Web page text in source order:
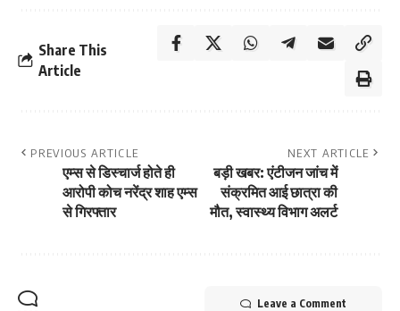
Share This
Article
PREVIOUS ARTICLE
एम्स से डिस्चार्ज होते ही
आरोपी कोच नरेंद्र शाह एम्स
से गिरफ्तार
NEXT ARTICLE
बड़ी खबर: एंटीजन जांच में
संक्रमित आई छात्रा की
मौत, स्वास्थ्य विभाग अलर्ट
Leave a Comment